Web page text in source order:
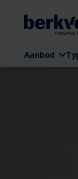
Aanbod